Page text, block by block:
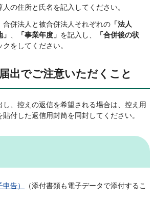
の住所と氏名を記入してください。
合併法人と被合併法人それぞれの 「法人
、 「事業年度」 を記入し、
「合併後の状
をしてください。
出でご注意いただくこと
し、控えの返信を希望される場合は、控え用
付した返信用封筒を同封してください。
告）
（添付書類も電子データで添付するこ